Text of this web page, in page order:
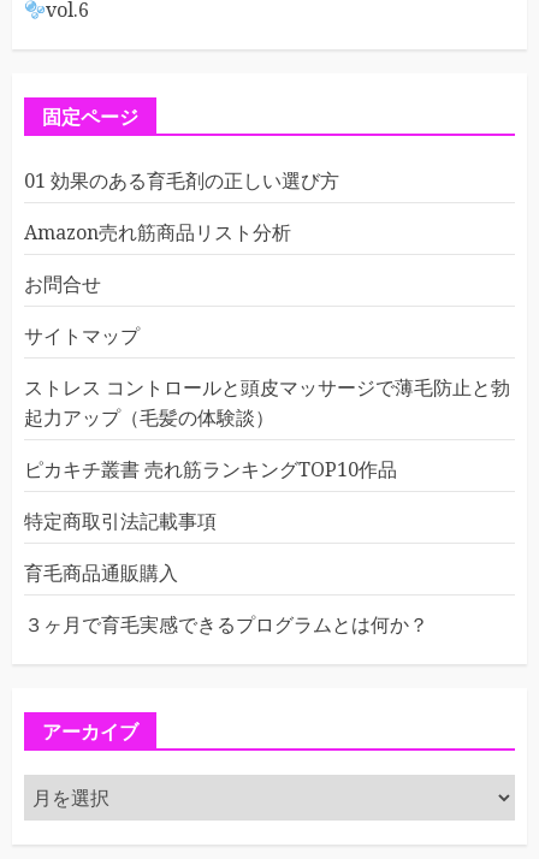
vol.6
固定ページ
01 効果のある育毛剤の正しい選び方
Amazon売れ筋商品リスト分析
お問合せ
サイトマップ
ストレス コントロールと頭皮マッサージで薄毛防止と勃
起力アップ（毛髪の体験談）
ピカキチ叢書 売れ筋ランキングTOP10作品
特定商取引法記載事項
育毛商品通販購入
３ヶ月で育毛実感できるプログラムとは何か？
アーカイブ
ア
ー
カ